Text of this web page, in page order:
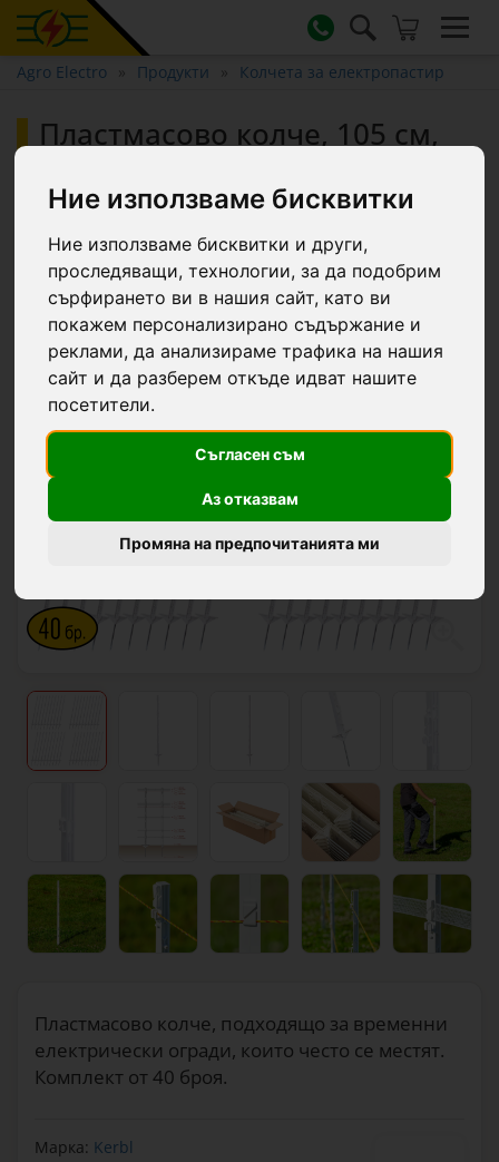
Ние използваме бисквитки
Ние използваме бисквитки и други,
проследяващи, технологии, за да подобрим
сърфирането ви в нашия сайт, като ви
покажем персонализирано съдържание и
реклами, да анализираме трафика на нашия
сайт и да разберем откъде идват нашите
посетители.
Съгласен съм
Аз отказвам
Промяна на предпочитанията ми
Agro Electro Продукти Колчета за електропастир
Пластмасово колче, 105 см,
Топ фаворит
Пластмасово колче, подходящо за временни
електрически огради, които често се местят.
Комплект от 40 броя.
Марка: Kerbl